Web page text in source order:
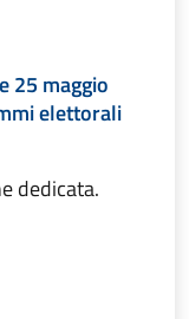
25 maggio
elettorali
dedicata.